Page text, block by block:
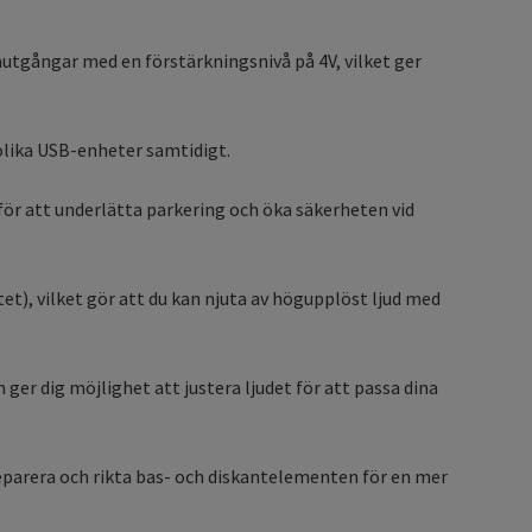
med en förstärkningsnivå på 4V, vilket ger
USB-enheter samtidigt.
att underlätta parkering och öka säkerheten vid
vilket gör att du kan njuta av högupplöst ljud med
ger dig möjlighet att justera ljudet för att passa dina
och rikta bas- och diskantelementen för en mer